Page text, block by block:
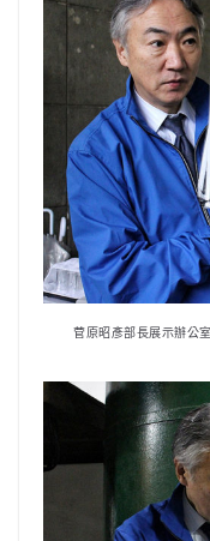
菅原昭彥部長展示辦公